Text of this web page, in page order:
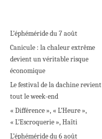
L’éphéméride du 7 août
Canicule : la chaleur extrême
devient un véritable risque
économique
Le festival de la dachine revient
tout le week-end
« Différence », « L’Heure »,
« L’Escroquerie », Haïti
L’éphéméride du 6 août